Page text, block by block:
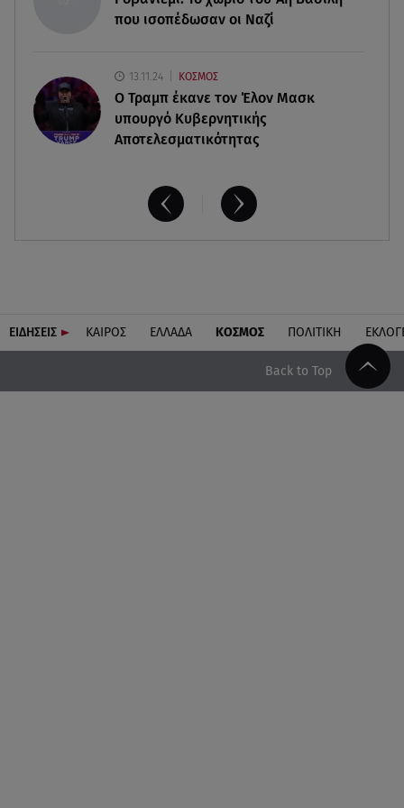
που ισοπέδωσαν οι Ναζί
13.11.24 ΚΟΣΜΟΣ
O Τραμπ έκανε τον Έλον Μασκ
υπουργό Κυβερνητικής
Αποτελεσματικότητας
ΕΙΔΗΣΕΙΣ ΚΑΙΡΟΣ ΕΛΛΑΔΑ ΚΟΣΜΟΣ ΠΟΛΙΤΙΚΗ
Back to Top